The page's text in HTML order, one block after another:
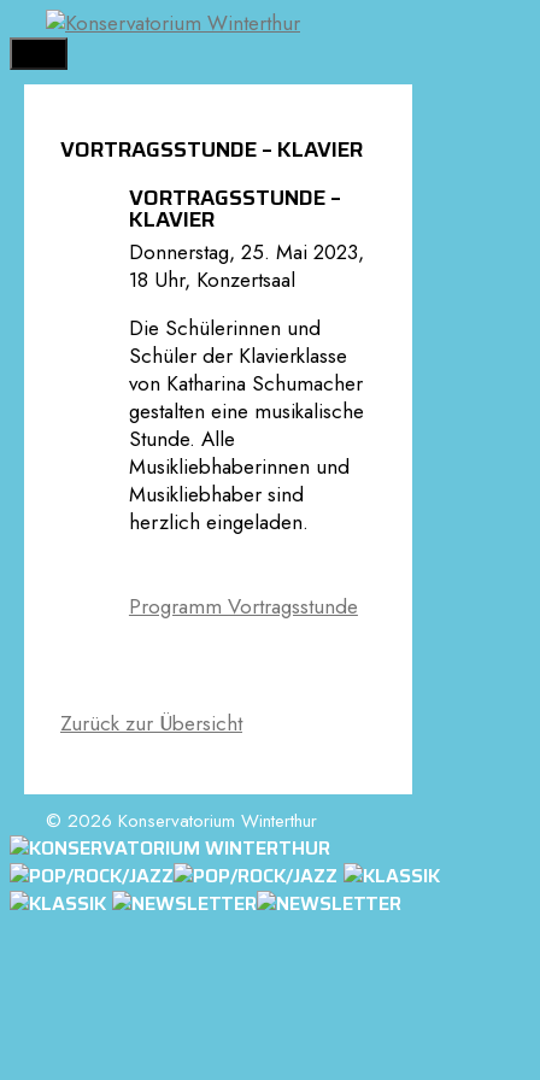
Springe
zum
Inhalt
VORTRAGSSTUNDE – KLAVIER
VORTRAGSSTUNDE –
KLAVIER
Donnerstag, 25. Mai 2023,
18 Uhr, Konzertsaal
Die Schülerinnen und
Schüler der Klavierklasse
von Katharina Schumacher
gestalten eine musikalische
Stunde. Alle
Musikliebhaberinnen und
Musikliebhaber sind
herzlich eingeladen.
Programm Vortragsstunde
Zurück zur Übersicht
© 2026 Konservatorium Winterthur